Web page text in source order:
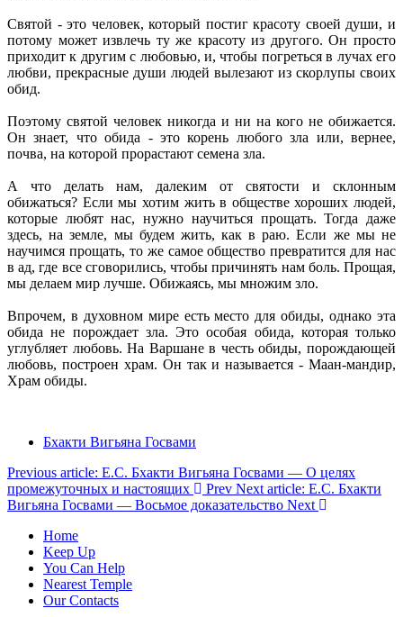
Святой - это человек, который постиг красоту своей души, и
потому может извлечь ту же красоту из другого. Он просто
приходит к другим с любовью, и, чтобы погреться в лучах его
любви, прекрасные души людей вылезают из скорлупы своих
обид.
Поэтому святой человек никогда и ни на кого не обижается.
Он знает, что обида - это корень любого зла или, вернее,
почва, на которой прорастают семена зла.
А что делать нам, далеким от святости и склонным
обижаться? Если мы хотим жить в обществе хороших людей,
которые любят нас, нужно научиться прощать. Тогда даже
здесь, на земле, мы будем жить, как в раю. Если же мы не
научимся прощать, то же самое общество превратится для нас
в ад, где все сговорились, чтобы причинять нам боль. Прощая,
мы делаем мир лучше. Обижаясь, мы множим зло.
Впрочем, в духовном мире есть место для обиды, однако эта
обида не порождает зла. Это особая обида, которая только
углубляет любовь. На Варшане в честь обиды, порождающей
любовь, построен храм. Он так и называется - Маан-мандир,
Храм обиды.
Бхакти Вигьяна Госвами
Previous article: Е.С. Бхакти Вигьяна Госвами — О целях
промежуточных и настоящих
Prev Next article: Е.С. Бхакти
Вигьяна Госвами — Восьмое доказательство Next
Home
Keep Up
You Can Help
Nearest Temple
Our Contacts